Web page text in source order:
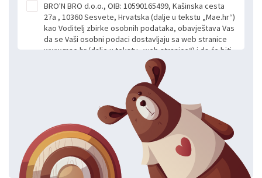
BRO'N BRO d.o.o., OIB: 10590165499, Kašinska cesta
27a , 10360 Sesvete, Hrvatska (dalje u tekstu „Mae.hr“)
kao Voditelj zbirke osobnih podataka, obavještava Vas
da se Vaši osobni podaci dostavljaju sa web stranice
www.mae.hr (dalje u tekstu „web stranice“) i da će biti
obrađeni. Prihvaćanjem ove Izjave smatra se da
slobodno i izričito dajete privolu za prikupljanje i daljnju
obradu Vaših osobnih podataka koje ustupate Mae.hr
putem ovih web stranica u svrhu odgovora i daljnje
komunikacije na Vaš upit poslan kroz kontakt obrazac.
Radi se o dobrovoljnom davanju podataka te ovu
Izjavu niste dužni prihvatiti odnosno niste dužni unositi
svoje osobne podatke u jednu od prijavnih
formi/obrazaca dostupnih na ovim web stranicama.
BRO'N BRO d.o.o. će s Vašim osobnim podacima
postupati sukladno Općoj uredbi o zaštiti podataka